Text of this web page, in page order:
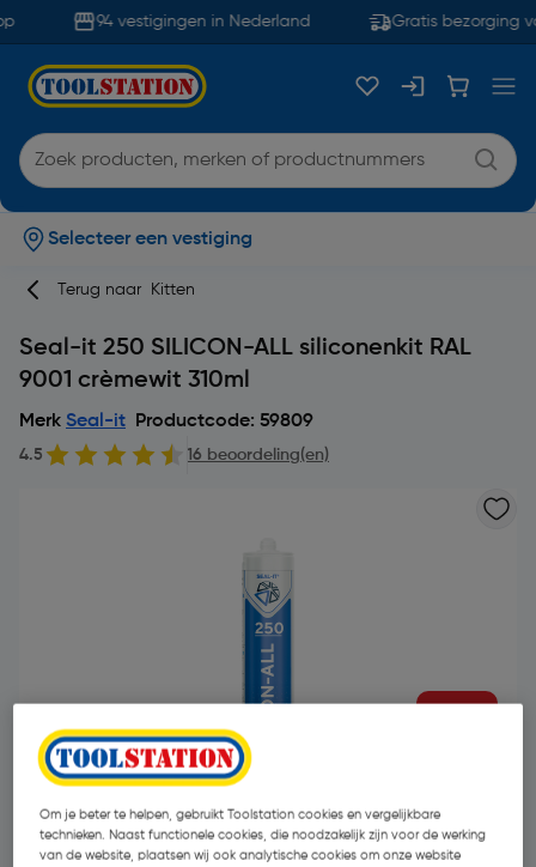
94 vestigingen in Nederland Gratis bezorging
Selecteer een vestiging
Terug naar Kitten
Seal-it 250 SILICON-ALL siliconenkit RAL
9001 crèmewit 310ml
Merk Seal-it Productcode: 59809
4.5 16 beoordeling(en)
Om je beter te helpen, gebruikt Toolstation cookies en vergelijkbare
technieken. Naast functionele cookies, die noodzakelijk zijn voor de werking
van de website, plaatsen wij ook analytische cookies om onze website